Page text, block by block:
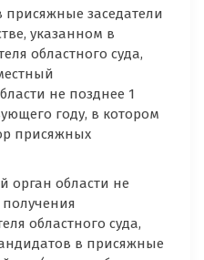
присяжные заседатели
указанном в
областного суда,
не позднее 1
году, в котором
присяжных
орган области не
получения
областного суда,
в присяжные